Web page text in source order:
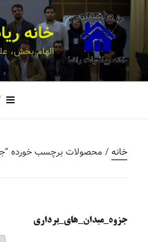
خانه
الهام بخش،
خانه/ محصولات برچسب خورده
جزوه_میدان_های_برداری